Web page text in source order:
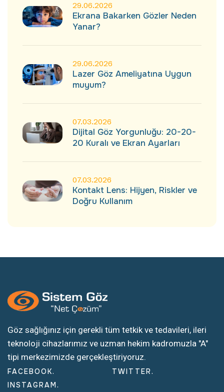
Ekrana Bakarken Gözler Neden
Yanar?
29.06.2026
Lazer Göz Ameliyatına Uygun
muyum?
29.06.2026
Dijital Göz Yorgunluğu: 20-20-
20 Kuralı ve Ekran Ayarları
07.03.2026
Kontakt Lens: Hijyen, Riskler ve
Doğru Kullanım
07.03.2026
Göz sağlığınız için gerekli tüm tetkik ve tedavileri, ileri
teknoloji cihazlarımız ve uzman hekim kadromuzla "A"
tipi merkezimizde gerçekleştiriyoruz.
FACEBOOK
TWITTER
INSTAGRAM